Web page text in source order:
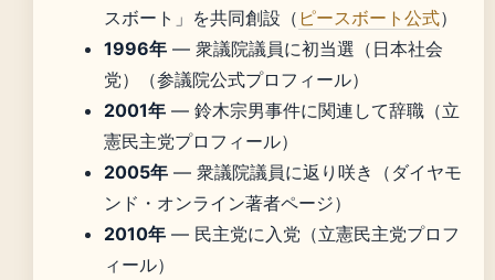
スボート」を共同創設（ ピースボート公式）
1996年 — 衆議院議員に初当選（日本社会
党）（参議院公式プロフィール）
2001年 — 鈴木宗男事件に関連して辞職（立
憲民主党プロフィール）
2005年 — 衆議院議員に返り咲き（ダイヤモ
ンド・オンライン著者ページ）
2010年 — 民主党に入党（立憲民主党プロフ
ィール）